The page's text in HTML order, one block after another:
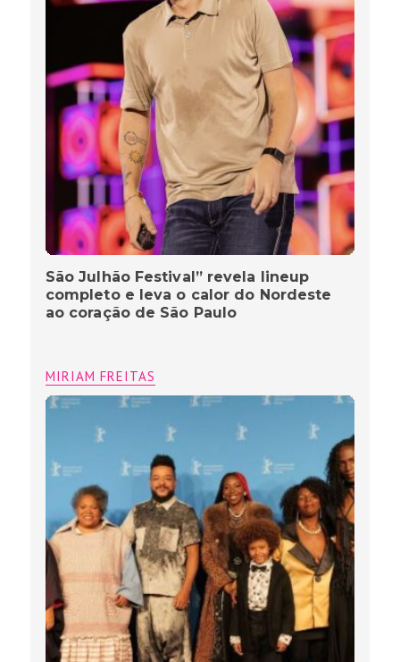
São Julhão Festival” revela lineup
completo e leva o calor do Nordeste
ao coração de São Paulo
MIRIAM FREITAS